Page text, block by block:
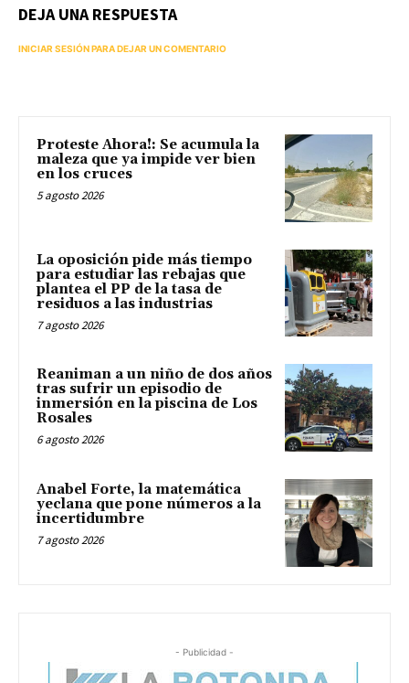
DEJA UNA RESPUESTA
INICIAR SESIÓN PARA DEJAR UN COMENTARIO
Proteste Ahora!: Se acumula la
maleza que ya impide ver bien
en los cruces
5 agosto 2026
La oposición pide más tiempo
para estudiar las rebajas que
plantea el PP de la tasa de
residuos a las industrias
7 agosto 2026
Reaniman a un niño de dos años
tras sufrir un episodio de
inmersión en la piscina de Los
Rosales
6 agosto 2026
Anabel Forte, la matemática
yeclana que pone números a la
incertidumbre
7 agosto 2026
- Publicidad -